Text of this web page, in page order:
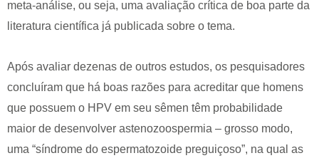
meta-análise, ou seja, uma avaliação crítica de boa parte da
literatura científica já publicada sobre o tema.
Após avaliar dezenas de outros estudos, os pesquisadores
concluíram que há boas razões para acreditar que homens
que possuem o HPV em seu sêmen têm probabilidade
maior de desenvolver astenozoospermia – grosso modo,
uma “síndrome do espermatozoide preguiçoso”, na qual as